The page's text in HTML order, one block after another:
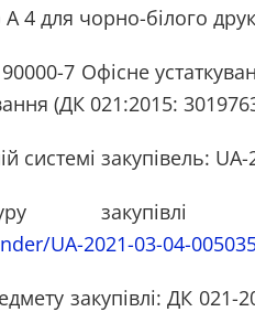
4 для чорно-білого
7 Офісне
(ДК 021:2015:
системі закупівель:
закупівлі
UA-2021-03-04-
закупівлі: ДК